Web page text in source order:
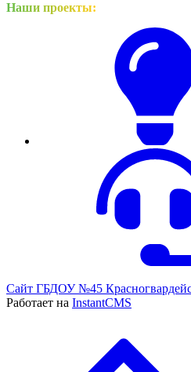
Наши проекты:
Сайт ГБДОУ №45
Работает на InstantCMS